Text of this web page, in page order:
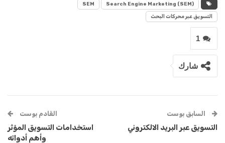
Search Engine Marketing (SEM)
SEM
التسويق عبر محركات البحث
1
شارك
السابق بوست
التسويق عبر البريد الالكتروني
القادم بوست
استخدامات التسويق المؤثر
وأهم أدواته